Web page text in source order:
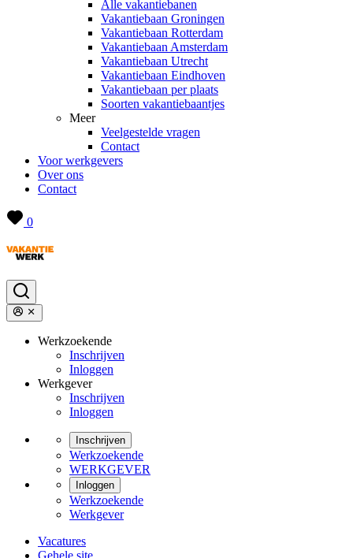
Alle vakantiebanen
Vakantiebaan Groningen
Vakantiebaan Rotterdam
Vakantiebaan Amsterdam
Vakantiebaan Utrecht
Vakantiebaan Eindhoven
Vakantiebaan per plaats
Soorten vakantiebaantjes
Meer
Veelgestelde vragen
Contact
Voor werkgevers
Over ons
Contact
0
Werkzoekende
Inschrijven
Inloggen
Werkgever
Inschrijven
Inloggen
Inschrijven
Werkzoekende
WERKGEVER
Inloggen
Werkzoekende
Werkgever
Vacatures
Gehele site